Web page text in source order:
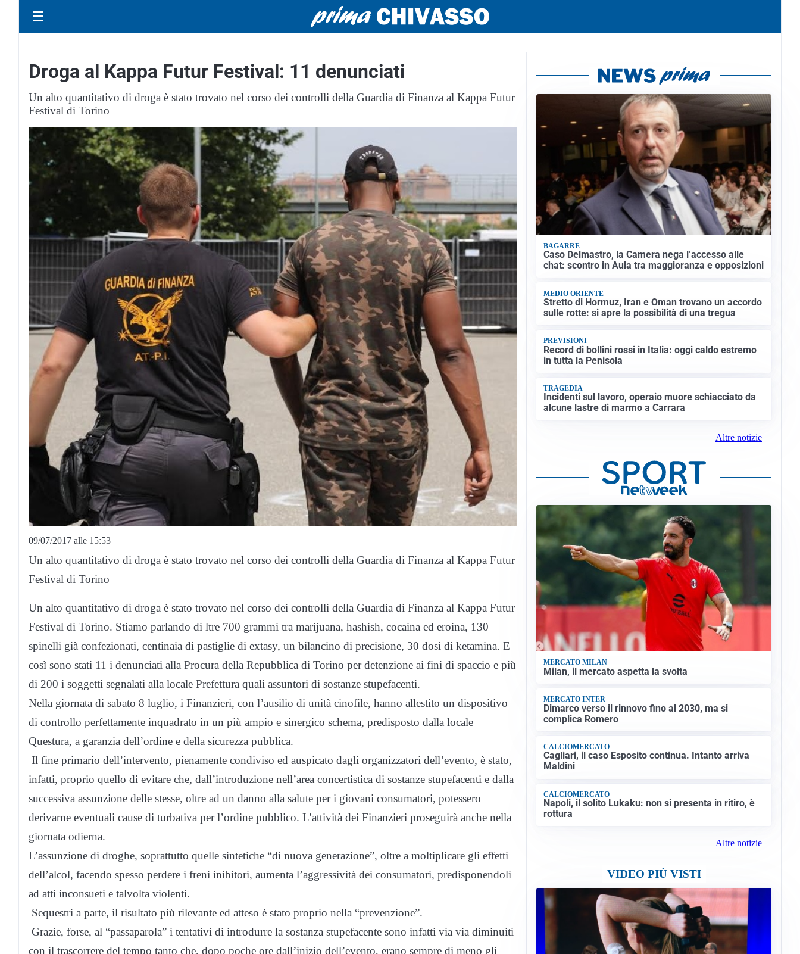
☰
Droga al Kappa Futur Festival: 11 denunciati
Un alto quantitativo di droga è stato trovato nel corso dei controlli della Guardia di Finanza al Kappa Futur
Festival di Torino
09/07/2017 alle 15:53
Un alto quantitativo di droga è stato trovato nel corso dei controlli della Guardia di Finanza al Kappa Futur
Festival di Torino
Un alto quantitativo di droga è stato trovato nel corso dei controlli della Guardia di Finanza al Kappa Futur
Festival di Torino. Stiamo parlando di ltre 700 grammi tra marijuana, hashish, cocaina ed eroina, 130
spinelli già confezionati, centinaia di pastiglie di extasy, un bilancino di precisione, 30 dosi di ketamina. E
così sono stati 11 i denunciati alla Procura della Repubblica di Torino per detenzione ai fini di spaccio e più
di 200 i soggetti segnalati alla locale Prefettura quali assuntori di sostanze stupefacenti.
Nella giornata di sabato 8 luglio, i Finanzieri, con l’ausilio di unità cinofile, hanno allestito un dispositivo
di controllo perfettamente inquadrato in un più ampio e sinergico schema, predisposto dalla locale
Questura, a garanzia dell’ordine e della sicurezza pubblica.
Il fine primario dell’intervento, pienamente condiviso ed auspicato dagli organizzatori dell’evento, è stato,
infatti, proprio quello di evitare che, dall’introduzione nell’area concertistica di sostanze stupefacenti e dalla
successiva assunzione delle stesse, oltre ad un danno alla salute per i giovani consumatori, potessero
derivarne eventuali cause di turbativa per l’ordine pubblico. L’attività dei Finanzieri proseguirà anche nella
giornata odierna.
L’assunzione di droghe, soprattutto quelle sintetiche “di nuova generazione”, oltre a moltiplicare gli effetti
dell’alcol, facendo spesso perdere i freni inibitori, aumenta l’aggressività dei consumatori, predisponendoli
ad atti inconsueti e talvolta violenti.
Sequestri a parte, il risultato più rilevante ed atteso è stato proprio nella “prevenzione”.
Grazie, forse, al “passaparola” i tentativi di introdurre la sostanza stupefacente sono infatti via via diminuiti
con il trascorrere del tempo tanto che, dopo poche ore dall’inizio dell’evento, erano sempre di meno gli
BAGARRE
Caso Delmastro, la Camera nega l’accesso alle
chat: scontro in Aula tra maggioranza e opposizioni
MEDIO ORIENTE
Stretto di Hormuz, Iran e Oman trovano un accordo
sulle rotte: si apre la possibilità di una tregua
PREVISIONI
Record di bollini rossi in Italia: oggi caldo estremo
in tutta la Penisola
TRAGEDIA
Incidenti sul lavoro, operaio muore schiacciato da
alcune lastre di marmo a Carrara
Altre notizie
MERCATO MILAN
Milan, il mercato aspetta la svolta
MERCATO INTER
Dimarco verso il rinnovo fino al 2030, ma si
complica Romero
CALCIOMERCATO
Cagliari, il caso Esposito continua. Intanto arriva
Maldini
CALCIOMERCATO
Napoli, il solito Lukaku: non si presenta in ritiro, è
rottura
Altre notizie
VIDEO PIÙ VISTI